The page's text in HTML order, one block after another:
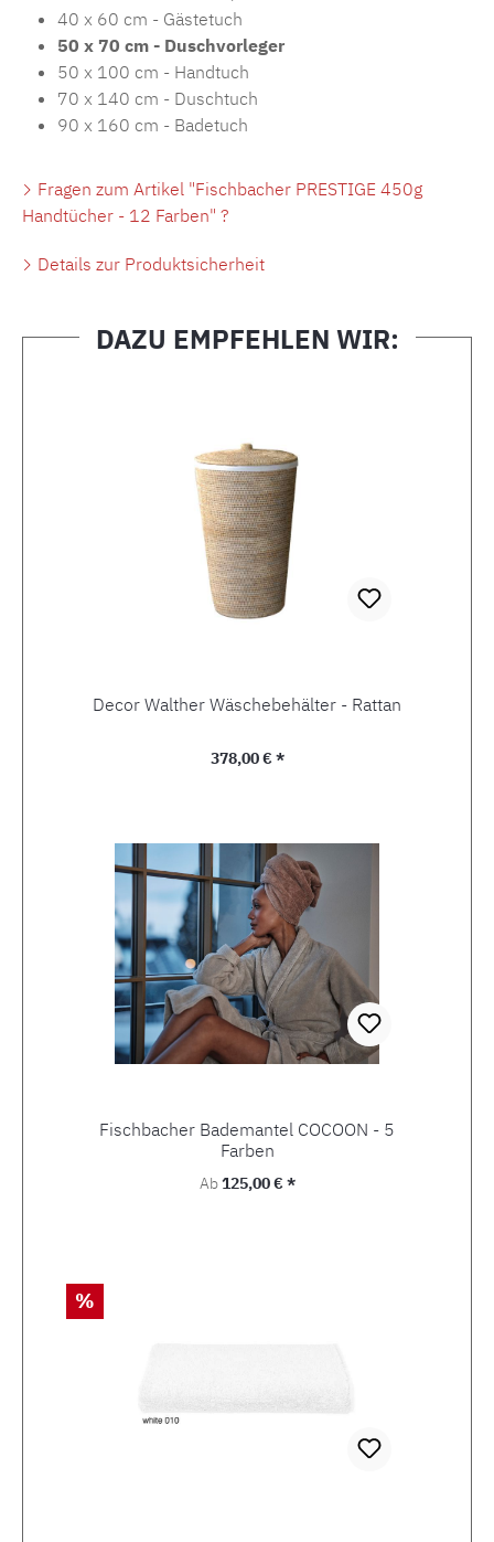
40 x 60 cm - Gästetuch
50 x 70 cm - Duschvorleger
50 x 100 cm - Handtuch
70 x 140 cm - Duschtuch
90 x 160 cm - Badetuch
Fragen zum Artikel "Fischbacher PRESTIGE 450g
Handtücher - 12 Farben" ?
Details zur Produktsicherheit
DAZU EMPFEHLEN WIR:
Decor Walther Wäschebehälter - Rattan
Regulärer Preis:
378,00 € *
Fischbacher Bademantel COCOON - 5
Farben
Regulärer Preis:
Ab125,00 € *
Rabatt
%